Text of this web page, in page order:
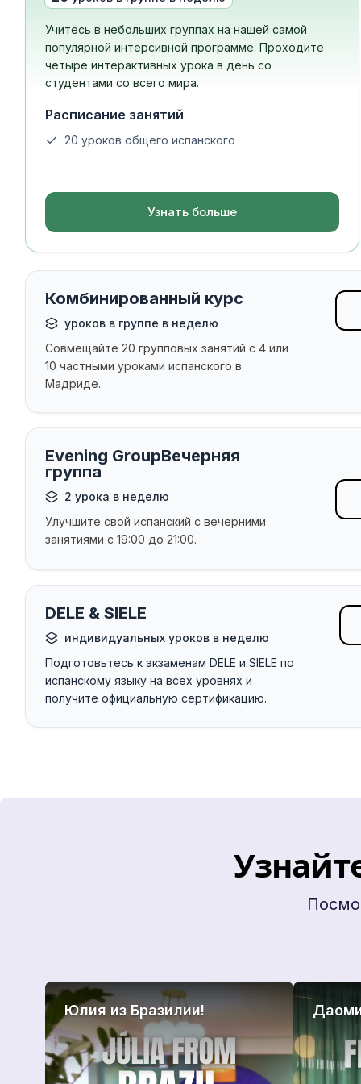
Малага
Коста-Рика
Малага
Учитесь в небольших группах на нашей самой
популярной интерсивной программе. Проходите
четыре интерактивных урока в день со
студентами со всего мира.
Расписание занятий
20 уроков общего испанского
Узнать больше
Комбинированный курс
уроков в группе в неделю
Совмещайте 20 групповых занятий с 4 или
10 частными уроками испанского в
Мадриде.
Evening GroupВечерняя
группа
2 урока в неделю
Улучшите свой испанский с вечерними
занятиями с 19:00 до 21:00.
DELE & SIELE
индивидуальных уроков в неделю
Подготовьтесь к экзаменам DELE и SIELE по
испанскому языку на всех уровнях и
получите официальную сертификацию.
Юлия из Бразилии!